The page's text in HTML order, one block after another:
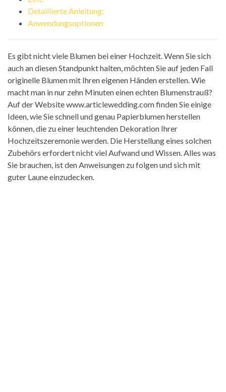
Detaillierte Anleitung:
Anwendungsoptionen
Es gibt nicht viele Blumen bei einer Hochzeit. Wenn Sie sich
auch an diesen Standpunkt halten, möchten Sie auf jeden Fall
originelle Blumen mit Ihren eigenen Händen erstellen. Wie
macht man in nur zehn Minuten einen echten Blumenstrauß?
Auf der Website www.articlewedding.com finden Sie einige
Ideen, wie Sie schnell und genau Papierblumen herstellen
können, die zu einer leuchtenden Dekoration Ihrer
Hochzeitszeremonie werden. Die Herstellung eines solchen
Zubehörs erfordert nicht viel Aufwand und Wissen. Alles was
Sie brauchen, ist den Anweisungen zu folgen und sich mit
guter Laune einzudecken.